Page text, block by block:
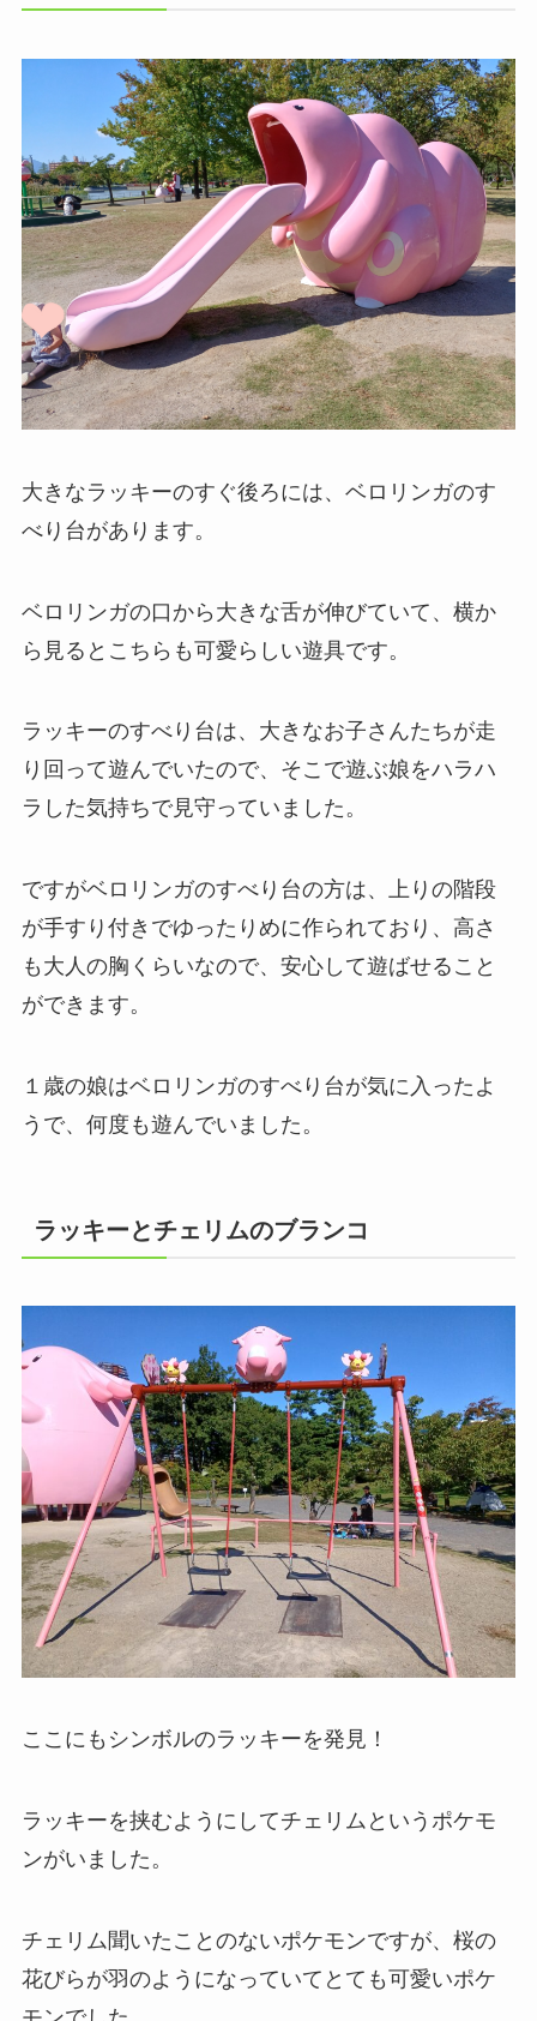
大きなラッキーのすぐ後ろには、ベロリンガのす
べり台があります。
ベロリンガの口から大きな舌が伸びていて、横か
ら見るとこちらも可愛らしい遊具です。
ラッキーのすべり台は、大きなお子さんたちが走
り回って遊んでいたので、そこで遊ぶ娘をハラハ
ラした気持ちで見守っていました。
ですがベロリンガのすべり台の方は、上りの階段
が手すり付きでゆったりめに作られており、高さ
も大人の胸くらいなので、安心して遊ばせること
ができます。
１歳の娘はベロリンガのすべり台が気に入ったよ
うで、何度も遊んでいました。
ラッキーとチェリムのブランコ
ここにもシンボルのラッキーを発見！
ラッキーを挟むようにしてチェリムというポケモ
ンがいました。
チェリム聞いたことのないポケモンですが、桜の
花びらが羽のようになっていてとても可愛いポケ